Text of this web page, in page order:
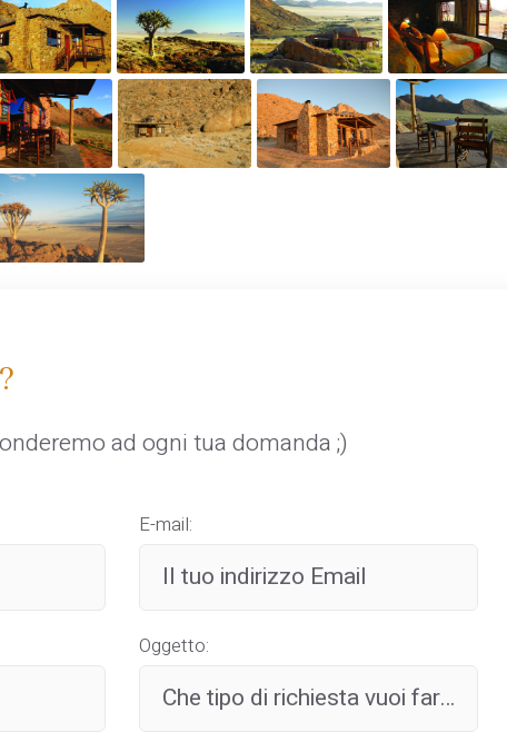
ad ogni tua domanda ;)
E-mail:
Oggetto: